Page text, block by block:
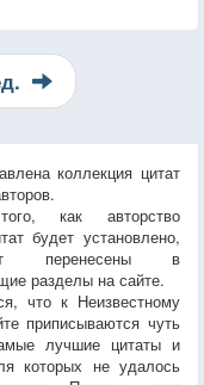
коллекция цитат
как авторство
будет установлено,
перенесены в
разделы на сайте.
что к Неизвестному
приписываются чуть
лучшие цитаты и
которых не удалось